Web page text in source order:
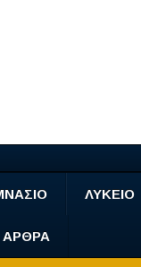
ΛΥΚΕΙΟ
ΑΡΘΡΑ